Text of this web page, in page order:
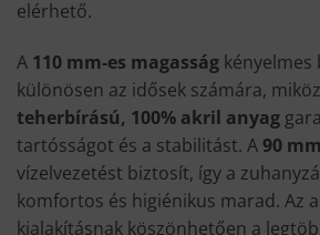
elérhető.
A 110 mm-es magasság
különösen az idősek számára,
teherbírású, 100% akril anyag
tartósságot és a stabilitást. A90
vízelvezetést biztosít, így a
komfortos és higiénikus marad. Az
kialakításnak köszönhetően a